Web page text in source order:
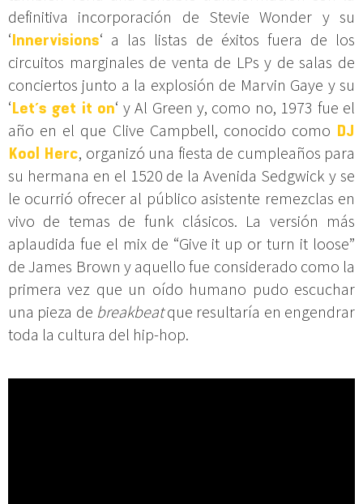
definitiva incorporación de Stevie Wonder y su
‘Innervisions‘ a las listas de éxitos fuera de los
circuitos marginales de venta de LPs y de salas de
conciertos junto a la explosión de Marvin Gaye y su
‘Let´s get it on‘ y Al Green y, como no, 1973 fue el
año en el que Clive Campbell, conocido como DJ
Kool Herc, organizó una fiesta de cumpleaños para
su hermana en el 1520 de la Avenida Sedgwick y se
le ocurrió ofrecer al público asistente remezclas en
vivo de temas de funk clásicos. La versión más
aplaudida fue el mix de “Give it up or turn it loose”
de James Brown y aquello fue considerado como la
primera vez que un oído humano pudo escuchar
una pieza de breakbeatque resultaría en engendrar
toda la cultura del hip-hop.